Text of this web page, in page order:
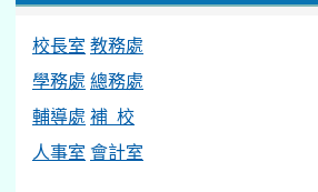
校長室 教務處
學務處 總務處
輔導處 補 校
人事室 會計室